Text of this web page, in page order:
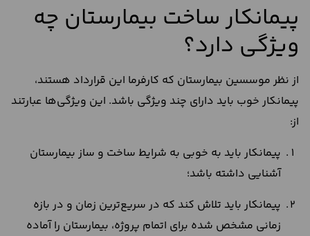
پیمانکار ساخت بیمارستان چه
ویژگی دارد؟
از نظر موسسین بیمارستان که کارفرما این قرارداد هستند،
پیمانکار خوب باید دارای چند ویژگی باشد. این ویژگی‌ها عبارتند
از:
پیمانکار باید به خوبی به شرایط ساخت و ساز بیمارستان
آشنایی داشته باشد؛
پیمانکار باید تلاش کند که در سریع‌ترین زمان و در بازه
زمانی مشخص شده برای اتمام پروژه، بیمارستان را آماده